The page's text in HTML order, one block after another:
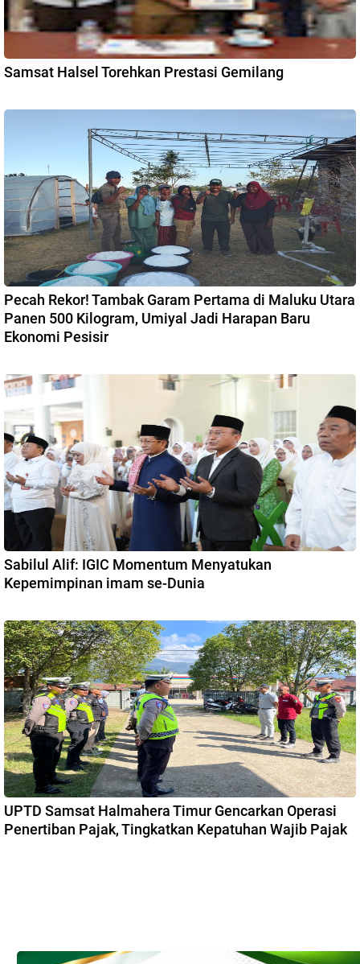
Samsat Halsel Torehkan Prestasi Gemilang
Pecah Rekor! Tambak Garam Pertama di Maluku Utara
Panen 500 Kilogram, Umiyal Jadi Harapan Baru
Ekonomi Pesisir
Sabilul Alif: IGIC Momentum Menyatukan
Kepemimpinan imam se-Dunia
UPTD Samsat Halmahera Timur Gencarkan Operasi
Penertiban Pajak, Tingkatkan Kepatuhan Wajib Pajak